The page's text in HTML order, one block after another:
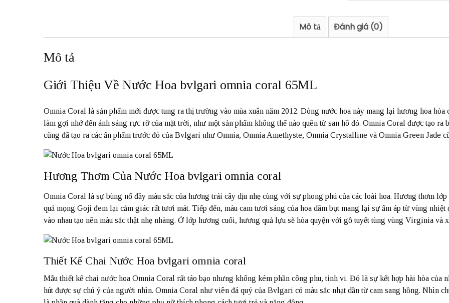
Mô tả Đánh giá (0)
Mô tả
Giới Thiệu Về Nước Hoa bvlgari omnia coral 65ML
Omnia Coral là sản phẩm mới được tung ra thị trường vào mùa xuân năm 2012. Dòng nước hoa này mang lại hương hoa
làm gợi nhớ đến ánh sáng rực rỡ của mặt trời, như một sản phẩm không thể nào quên từ san hô đỏ. Omnia Coral được tạo
cũng đã tạo ra các ấn phẩm trước đó của Bvlgari như Omnia, Omnia Amethyste, Omnia Crystalline và Omnia Green Jade
Hương Thơm Của Nước Hoa bvlgari omnia coral
Omnia Coral là sự bùng nổ đầy màu sắc của hương trái cây dịu nhẹ cùng với sự phong phú của các loài hoa. Hương thơm
quả mọng Goji đem lại cảm giác rất tươi mát. Tiếp đến, màu cam tươi sáng của hoa dâm bụt mang lại sự ấm áp từ vùng
vào nhau tạo nên màu sắc thật nhẹ nhàng. Ở lớp hương cuối, hương quả lựu sẽ hòa quyện với gỗ tuyết tùng vùng Virginia
Thiết Kế Chai Nước Hoa bvlgari omnia coral
Mẫu thiết kế chai nước hoa Omnia Coral rất táo bạo nhưng không kém phần công phu, tinh vi. Đó là sự kết hợp hài hòa của
hút được sự chú ý của người nhìn. Omnia Coral như viên đá quý của Bvlgari có màu sắc nhạt dần từ cam sang hồng. Nhìn